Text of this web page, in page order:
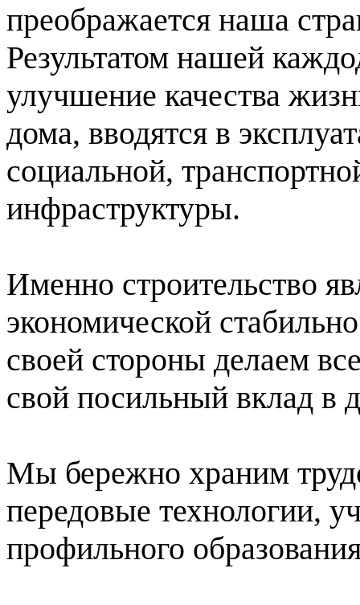
преображается наша
Результатом нашей
улучшение качества
дома, вводятся в
социальной,
инфраструктуры.
Именно строительство
экономической
своей стороны делаем
свой посильный вклад в
Мы бережно храним
передовые технологии,
профильного